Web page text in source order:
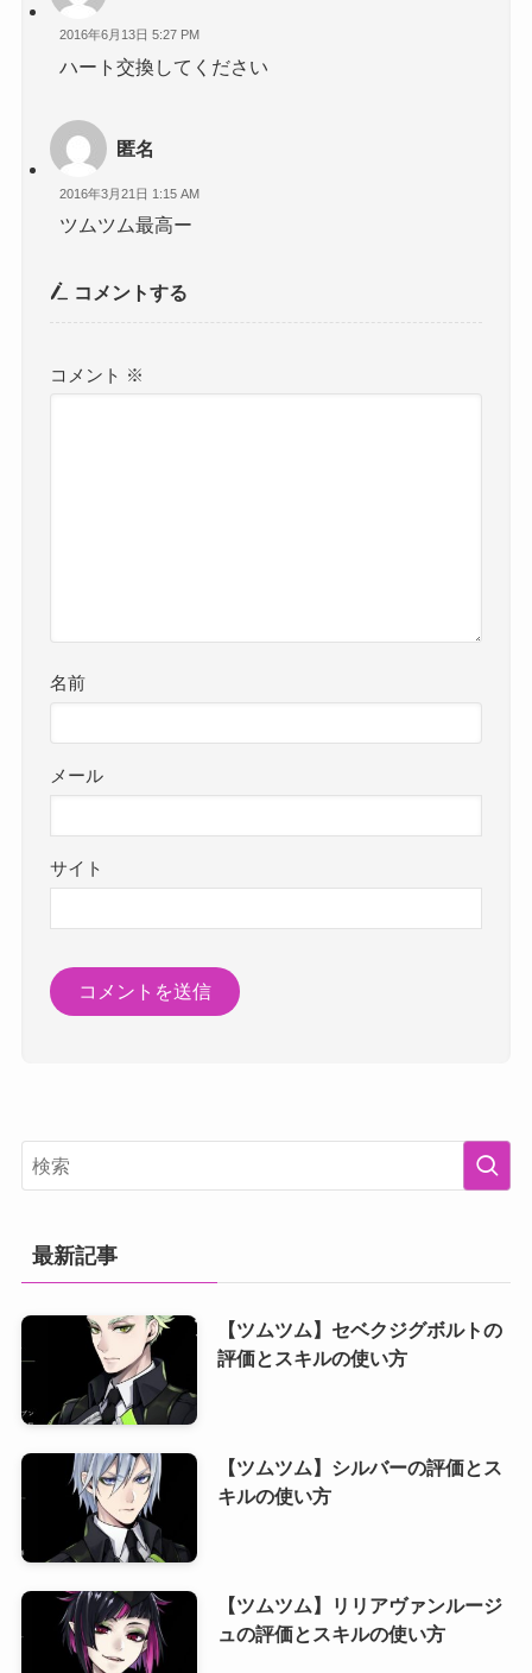
2016年6月13日 5:27 PM
ハート交換してください
匿名
2016年3月21日 1:15 AM
ツムツム最高ー
コメントする
コメント ※
名前
メール
サイト
最新記事
【ツムツム】セベクジグボルトの
評価とスキルの使い方
【ツムツム】シルバーの評価とス
キルの使い方
【ツムツム】リリアヴァンルージ
ュの評価とスキルの使い方